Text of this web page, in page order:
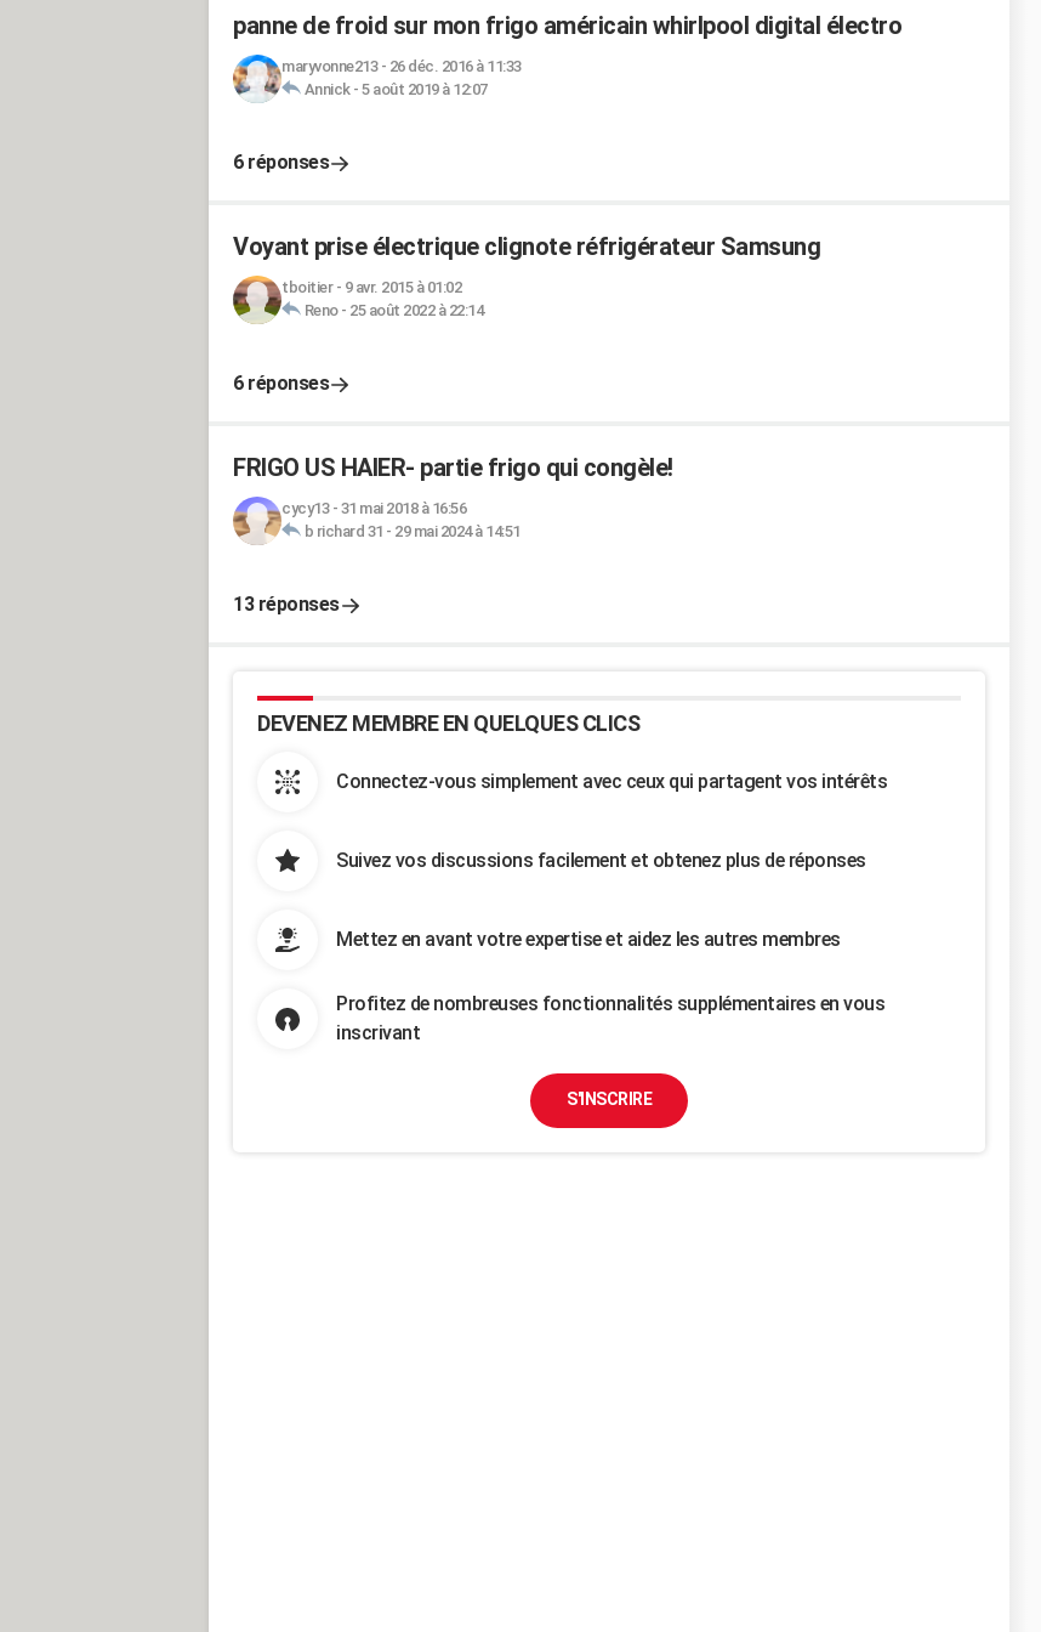
panne de froid sur mon frigo américain whirlpool digital électro
maryvonne213- 26 déc. 2016 à 11:33
Annick- 5 août 2019 à 12:07
6 réponses
Voyant prise électrique clignote réfrigérateur Samsung
tboitier- 9 avr. 2015 à 01:02
Reno- 25 août 2022 à 22:14
6 réponses
FRIGO US HAIER- partie frigo qui congèle!
cycy13- 31 mai 2018 à 16:56
b richard 31 - 29 mai 2024 à 14:51
13 réponses
DEVENEZ MEMBRE EN QUELQUES CLICS
Connectez-vous simplement avec ceux qui partagent vos intérêts
Suivez vos discussions facilement et obtenez plus de réponses
Mettez en avant votre expertise et aidez les autres membres
Profitez de nombreuses fonctionnalités supplémentaires en vous
inscrivant
S'INSCRIRE